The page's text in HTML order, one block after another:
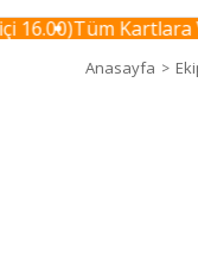
Tüm Kartlara
Anasayfa